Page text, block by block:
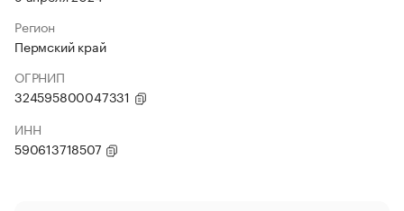
Регион
Пермский край
ОГРНИП
324595800047331
ИНН
590613718507